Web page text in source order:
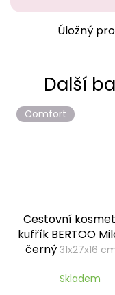
Úložný
Comfort
Cestovní
kufřík BERTOO
černý 31x27x16
Skladem